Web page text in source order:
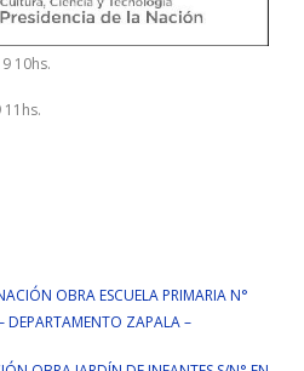
10hs.
OBRA ESCUELA PRIMARIA N°
ZAPALA –